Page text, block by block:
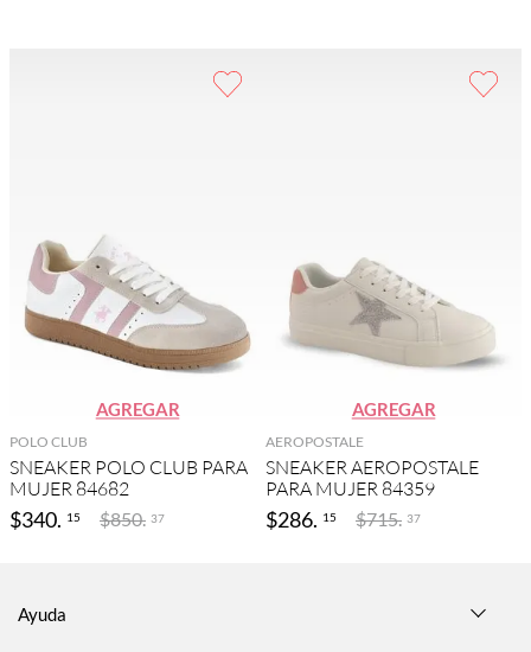
AGREGAR
POLO CLUB
SNEAKER POLO CLUB PARA
MUJER 84682
$340. 15 $850. 37
AGREGAR
AEROPOSTALE
SNEAKER AEROPOSTALE
PARA MUJER 84359
$286. 15 $715. 37
Ayuda